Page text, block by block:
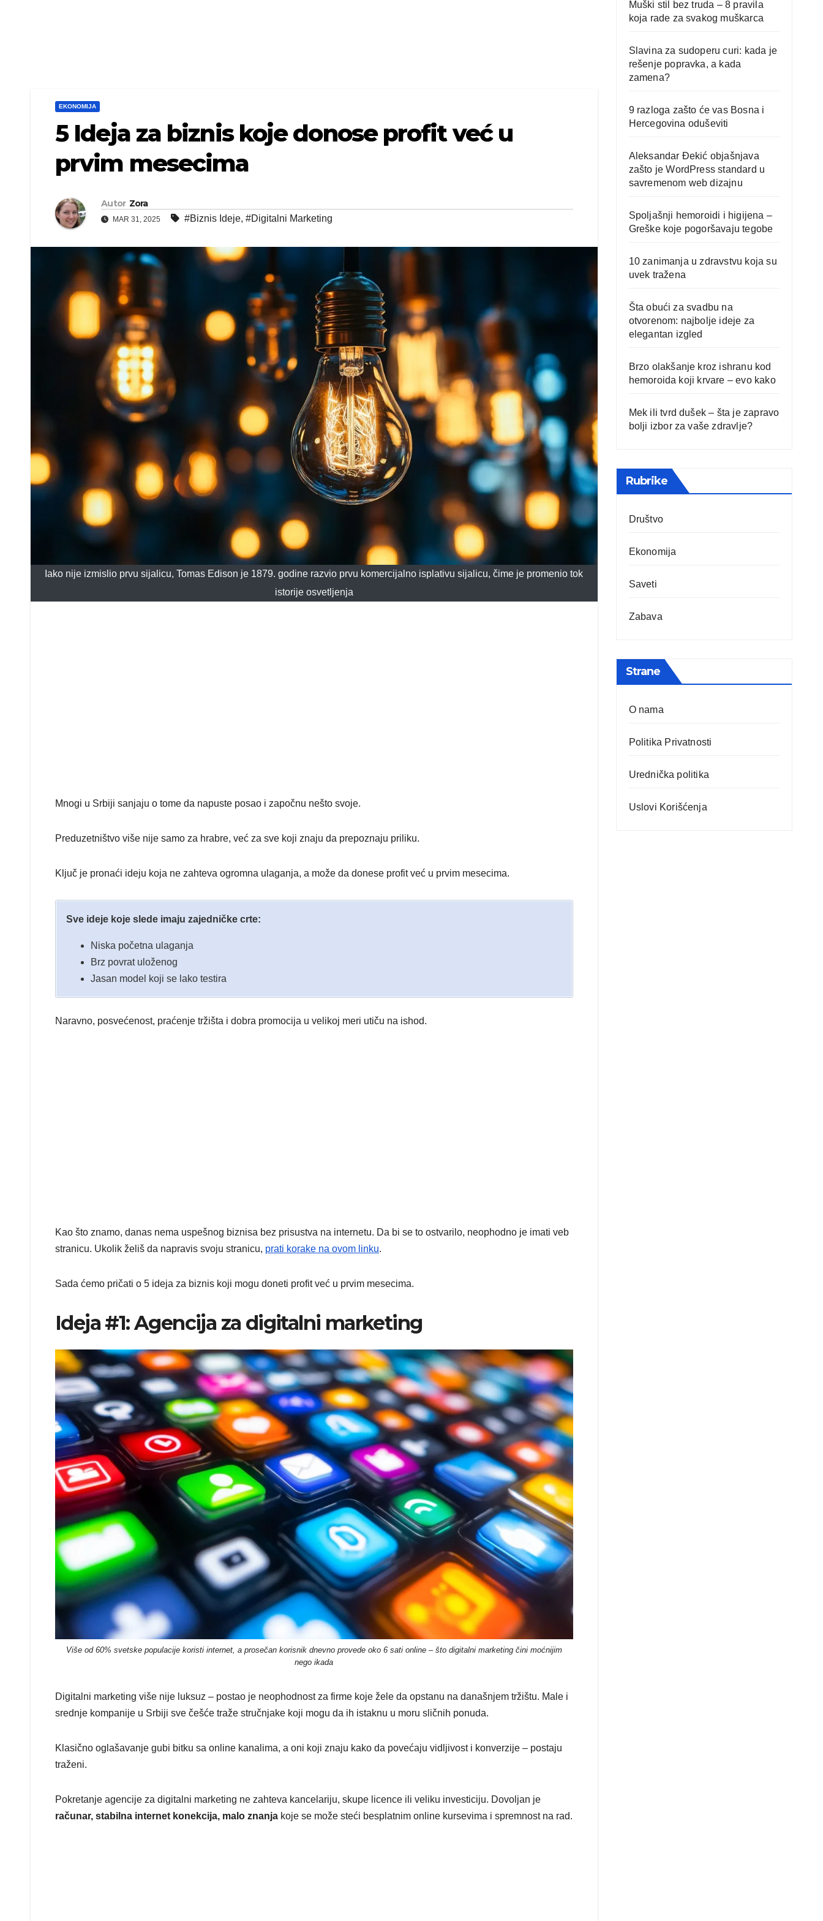
EKONOMIJA
5 Ideja za biznis koje donose profit već u
prvim mesecima
Autor Zora
MAR 31, 2025 #Biznis Ideje, #Digitalni Marketing
Iako nije izmislio prvu sijalicu, Tomas Edison je 1879. godine razvio prvu komercijalno isplativu sijalicu, čime je promenio tok
istorije osvetljenja
Mnogi u Srbiji sanjaju o tome da napuste posao i započnu nešto svoje.
Preduzetništvo više nije samo za hrabre, već za sve koji znaju da prepoznaju priliku.
Ključ je pronaći ideju koja ne zahteva ogromna ulaganja, a može da donese profit već u prvim mesecima.
Sve ideje koje slede imaju zajedničke crte:
Niska početna ulaganja
Brz povrat uloženog
Jasan model koji se lako testira
Naravno, posvećenost, praćenje tržišta i dobra promocija u velikoj meri utiču na ishod.
Kao što znamo, danas nema uspešnog biznisa bez prisustva na internetu. Da bi se to ostvarilo, neophodno je imati veb
stranicu. Ukolik želiš da napravis svoju stranicu, prati korake na ovom linku.
Sada ćemo pričati o 5 ideja za biznis koji mogu doneti profit već u prvim mesecima.
Ideja #1: Agencija za digitalni marketing
Više od 60% svetske populacije koristi internet, a prosečan korisnik dnevno provede oko 6 sati online – što digitalni marketing čini moćnijim
nego ikada
Digitalni marketing više nije luksuz – postao je neophodnost za firme koje žele da opstanu na današnjem tržištu. Male i
srednje kompanije u Srbiji sve češće traže stručnjake koji mogu da ih istaknu u moru sličnih ponuda.
Klasično oglašavanje gubi bitku sa online kanalima, a oni koji znaju kako da povećaju vidljivost i konverzije – postaju
traženi.
Pokretanje agencije za digitalni marketing ne zahteva kancelariju, skupe licence ili veliku investiciju. Dovoljan je
računar, stabilna internet konekcija, malo znanja koje se može steći besplatnim online kursevima i spremnost na rad.
Muški stil bez truda – 8 pravila
koja rade za svakog muškarca
Slavina za sudoperu curi: kada je
rešenje popravka, a kada
zamena?
9 razloga zašto će vas Bosna i
Hercegovina oduševiti
Aleksandar Đekić objašnjava
zašto je WordPress standard u
savremenom web dizajnu
Spoljašnji hemoroidi i higijena –
Greške koje pogoršavaju tegobe
10 zanimanja u zdravstvu koja su
uvek tražena
Šta obući za svadbu na
otvorenom: najbolje ideje za
elegantan izgled
Brzo olakšanje kroz ishranu kod
hemoroida koji krvare – evo kako
Mek ili tvrd dušek – šta je zapravo
bolji izbor za vaše zdravlje?
Rubrike
Društvo
Ekonomija
Saveti
Zabava
Strane
O nama
Politika Privatnosti
Urednička politika
Uslovi Korišćenja